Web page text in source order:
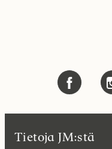
Tietoja JM:stä